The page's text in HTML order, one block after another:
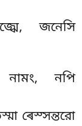
জনেসি
নামং, নপি
ৰেস্সন্তরো